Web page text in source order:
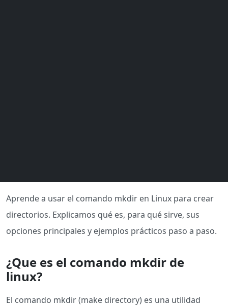
Aprende a usar el comando mkdir en Linux para crear
directorios. Explicamos qué es, para qué sirve, sus
opciones principales y ejemplos prácticos paso a paso.
¿Que es el comando mkdir de
linux?
El comando mkdir (make directory) es una utilidad